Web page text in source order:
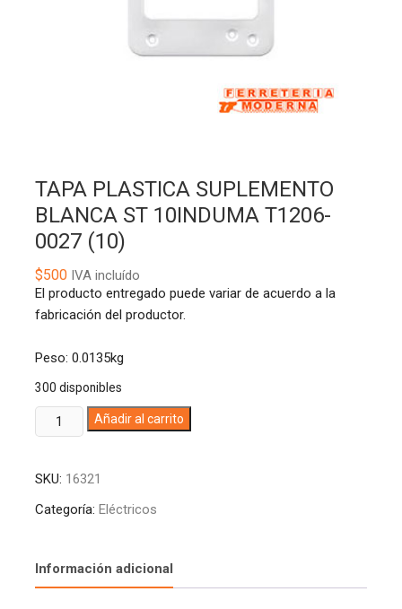
TAPA PLASTICA SUPLEMENTO
BLANCA ST 10INDUMA T1206-
0027 (10)
$500IVA incluído
El producto entregado puede variar de acuerdo a la
fabricación del productor.
Peso: 0.0135kg
300 disponibles
TAPA
PLASTICA
BLANCA
ST
0027
(10)
Añadir al carrito
i
SKU: 16321
Categoría: Eléctricos
Información adicional